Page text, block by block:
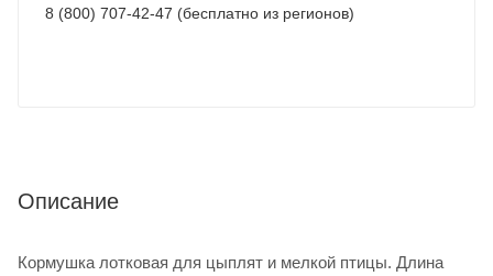
8 (800) 707-42-47 (бесплатно из регионов)
Описание
Кормушка лотковая для цыплят и мелкой птицы. Длина